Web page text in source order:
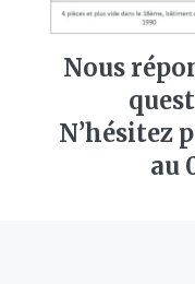
Nous
N’hésitez
au